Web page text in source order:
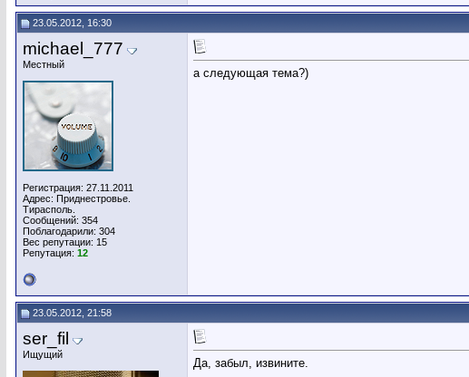
23.05.2012, 16:30
michael_777
Местный
Регистрация: 27.11.2011
Адрес: Приднестровье.
Тирасполь.
Сообщений: 354
Поблагодарили: 304
Вес репутации: 15
Репутация: 12
а следующая тема?)
23.05.2012, 21:58
ser_fil
Ищущий
Да, забыл, извините.